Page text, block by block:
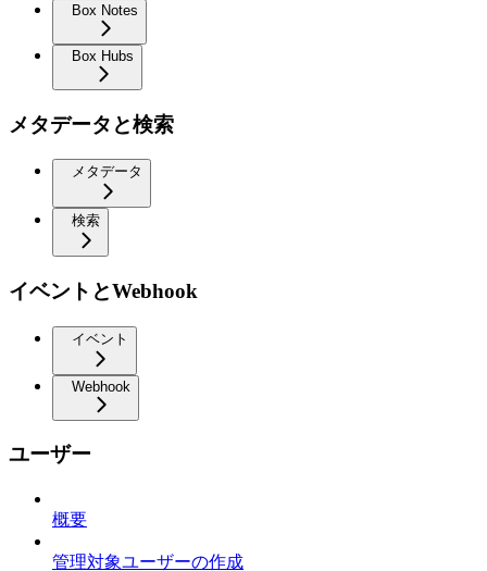
Box Notes
Box Hubs
メタデータと検索
メタデータ
検索
イベントとWebhook
イベント
Webhook
ユーザー
概要
管理対象ユーザーの作成